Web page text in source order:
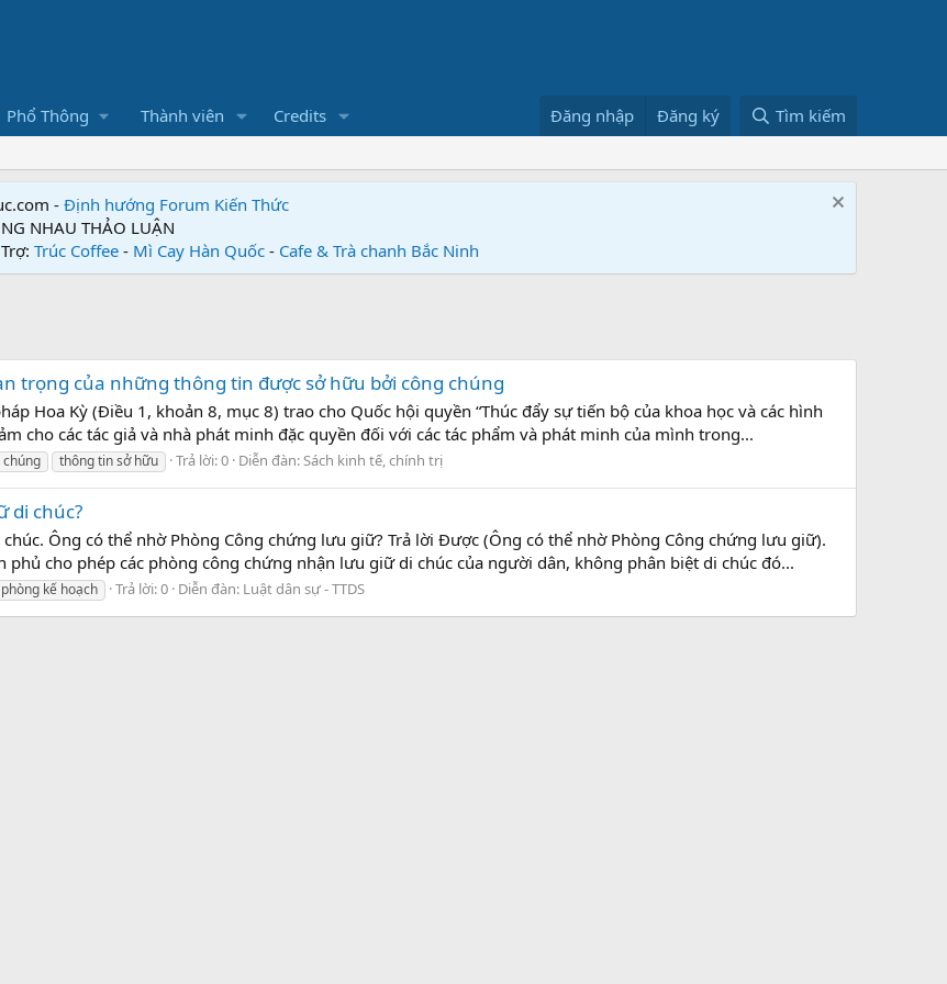
Phổ Thông Thành viên Credits Đăng nhập Đăng ký Tìm kiếm
-Định hướng Forum Kiến Thức
NHAU THẢO LUẬN
Trúc Coffee - Mì Cay Hàn Quốc - Cafe & Trà chanh Bắc Ninh
trọng của những thông tin được sở hữu bởi công chúng
Hoa Kỳ (Điều 1, khoản 8, mục 8) trao cho Quốc hội quyền “Thúc đẩy sự tiến bộ của khoa học và các hình
cho các tác giả và nhà phát minh đặc quyền đối với các tác phẩm và phát minh của mình trong...
chúng thông tin sở hữu Trả lời: 0 Diễn đàn:Sách kinh tế, chính trị
di chúc?
Ông có thể nhờ Phòng Công chứng lưu giữ? Trả lời Được (Ông có thể nhờ Phòng Công chứng lưu giữ).
cho phép các phòng công chứng nhận lưu giữ di chúc của người dân, không phân biệt di chúc đó...
phòng kế hoạch Trả lời: 0 Diễn đàn: Luật dân sự - TTDS